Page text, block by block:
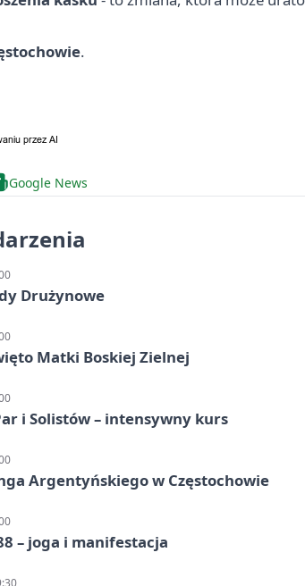
.
Google News
Drużynowe
Matki Boskiej Zielnej
i Solistów – intensywny kurs
Argentyńskiego w Częstochowie
– joga i manifestacja